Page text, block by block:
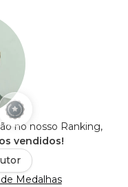
no nosso Ranking,
vendidos!
Medalhas